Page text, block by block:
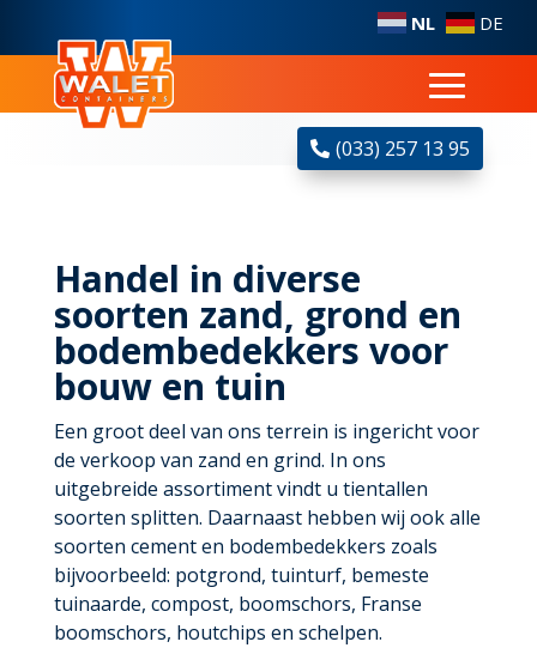
NL DE
(033) 257 13 95
Handel in diverse
soorten zand, grond en
bodembedekkers voor
bouw en tuin
Een groot deel van ons terrein is ingericht voor
de verkoop van zand en grind. In ons
uitgebreide assortiment vindt u tientallen
soorten splitten. Daarnaast hebben wij ook alle
soorten cement en bodembedekkers zoals
bijvoorbeeld: potgrond, tuinturf, bemeste
tuinaarde, compost, boomschors, Franse
boomschors, houtchips en schelpen.